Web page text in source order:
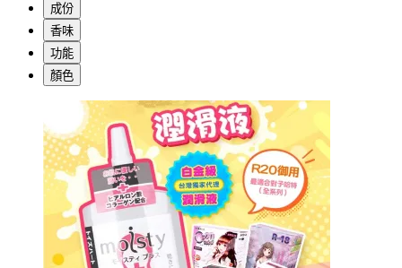
成份
香味
功能
顏色